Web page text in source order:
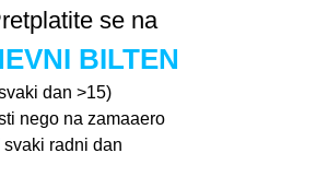
se na
BILTEN
dan >15)
nego na zamaaero
svaki radni dan